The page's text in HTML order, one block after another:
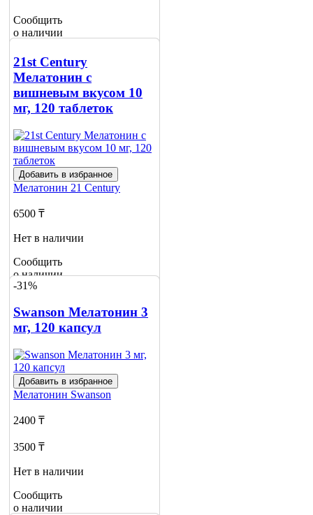
Сообщить
о наличии
21st Century
Мелатонин с
вишневым вкусом 10
мг, 120 таблеток
Добавить в избранное
Мелатонин 21 Century
6500 ₸
Нет в наличии
Сообщить
о наличии
-31%
Swanson Мелатонин 3
мг, 120 капсул
Добавить в избранное
Мелатонин Swanson
2400 ₸
3500 ₸
Нет в наличии
Сообщить
о наличии